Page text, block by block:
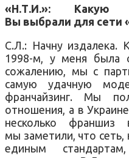
«Н.Т.И.»: Какую
Вы выбрали для сети
С.Л.: Начну издалека.
1998-м, у меня была
сожалению, мы с
самую удачную
франчайзинг. Мы
отношения, а в
несколько
мы заметили, что
единым